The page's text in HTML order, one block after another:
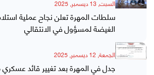
السبت, 13 ديسمبر, 2025
سلطات المهرة تعلن نجاح عملية
الغيضة لمسؤول في الانتقالي
الجمعة, 12 ديسمبر, 2025
جدل في المهرة بعد تغيير قائد